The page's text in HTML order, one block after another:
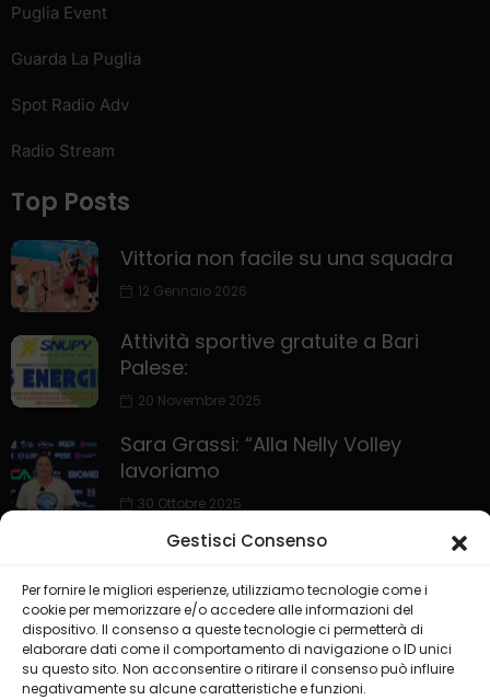
Gestisci Consenso
Per fornire le migliori esperienze, utilizziamo tecnologie come i
cookie per memorizzare e/o accedere alle informazioni del
dispositivo. Il consenso a queste tecnologie ci permetterà di
elaborare dati come il comportamento di navigazione o ID unici
su questo sito. Non acconsentire o ritirare il consenso può influire
negativamente su alcune caratteristiche e funzioni.
Puglia Event
Guarda La Puglia
Spot Radio Adv
Radio Stream
Top Posts
Vittoria non facile su una squadra
12 Gennaio 2026
Attività sportive gratuite a Bari
Palese:
20 Novembre 2025
Sara Grassi: “Alla Nelly Volley
lavoriamo
30 Ottobre 2025